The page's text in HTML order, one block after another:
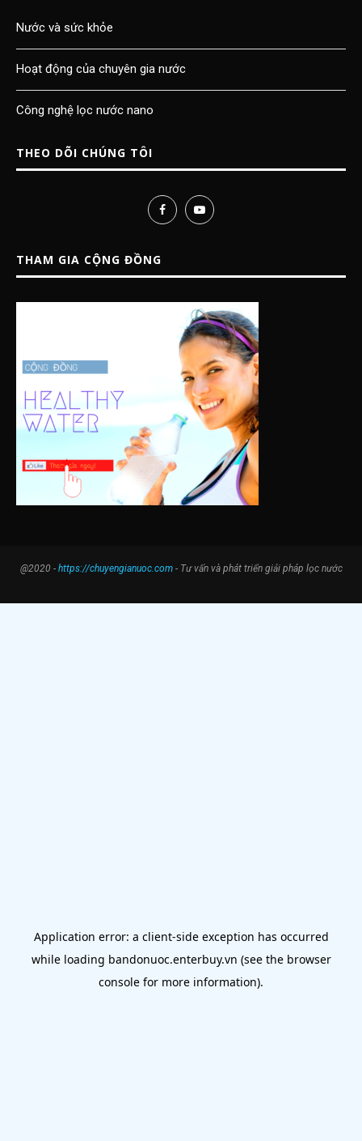
Nước và sức khỏe
Hoạt động của chuyên gia nước
Công nghệ lọc nước nano
THEO DÕI CHÚNG TÔI
THAM GIA CỘNG ĐỒNG
@2020 - https://chuyengianuoc.com- Tư vấn và phát triển giải pháp lọc nước